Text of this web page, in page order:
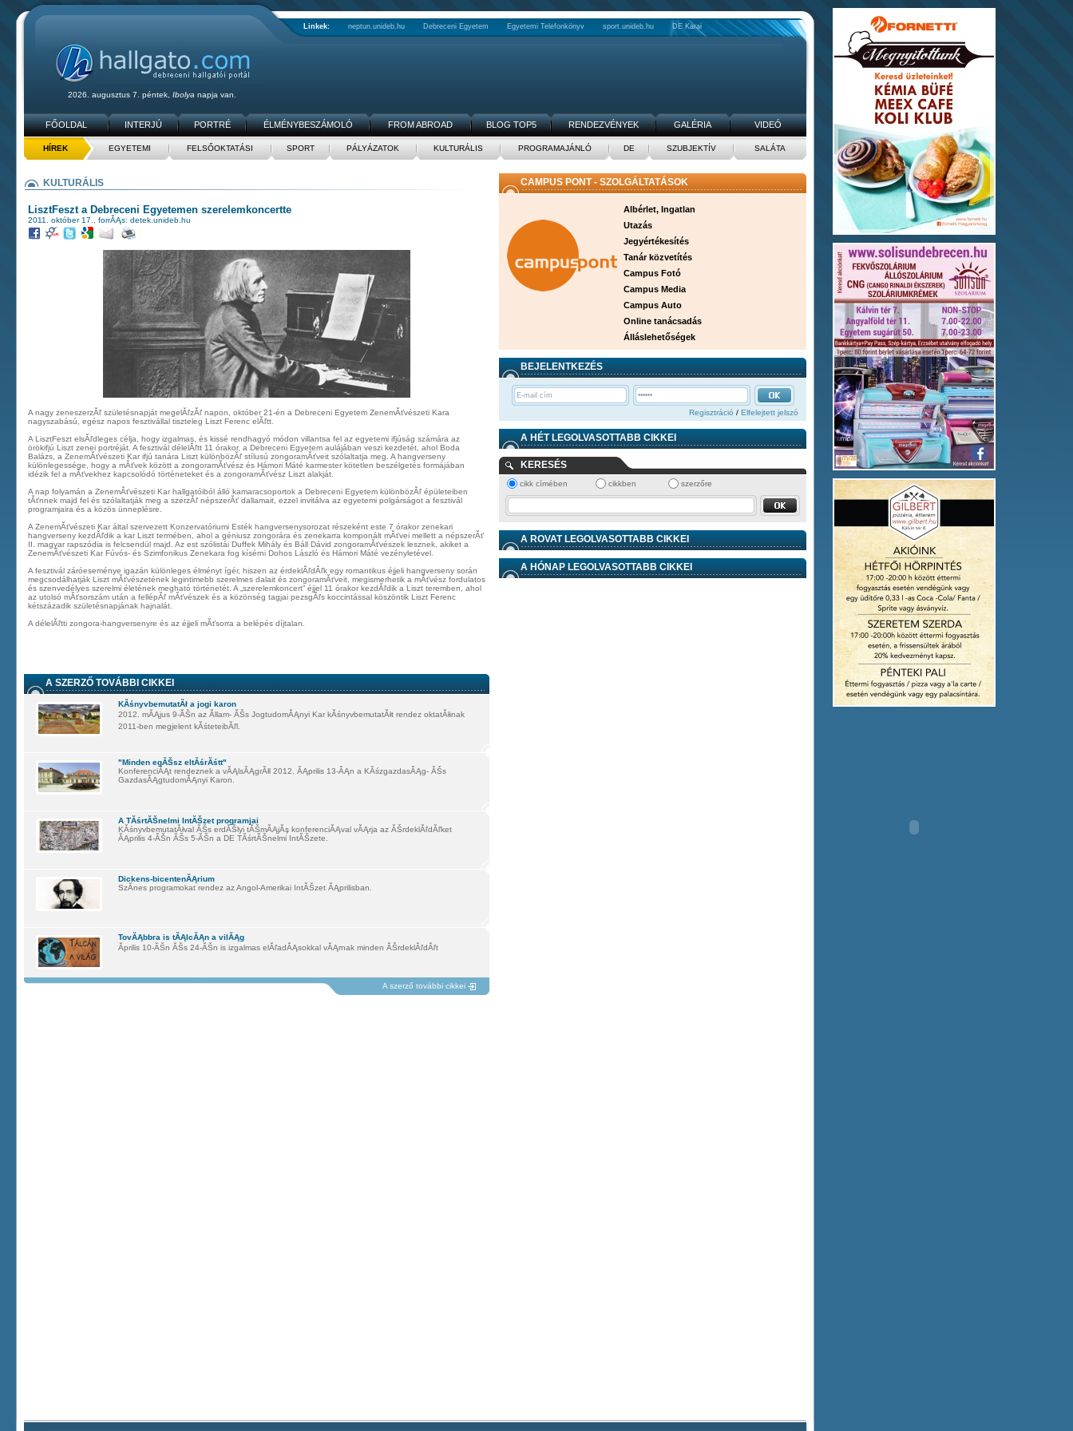
Linkek: neptun.unideb.hu Debreceni Egyetem Egyetemi Telefonkönyv sport.unideb.hu DE Karai
2026. augusztus 7. péntek, Ibolya napja van.
FŐOLDAL INTERJÚ PORTRÉ ÉLMÉNYBESZÁMOLÓ FROM ABROAD BLOG TOP5 RENDEZVÉNYEK GALÉRIA VIDEÓ
HÍREK EGYETEMI FELSŐOKTATÁSI SPORT PÁLYÁZATOK KULTURÁLIS PROGRAMAJÁNLÓ DE SZUBJEKTÍV SALÁTA
KULTURÁLIS
LisztFeszt a Debreceni Egyetemen szerelemkoncertte
2011. október 17. forrĂĄs: detek.unideb.hu
A nagy zeneszerzĂľ születésnapját megelĂľzĂľ napon, október 21-én a Debreceni Egyetem ZenemĂťvészeti Kara
nagyszabású, egész napos fesztivállal tiszteleg Liszt Ferenc elĂľtt.
A LisztFeszt elsĂľdleges célja, hogy izgalmas, és kissé rendhagyó módon villantsa fel az egyetemi ifjúság számára az
örökifjú Liszt zenei portréját. A fesztivál délelĂľtt 11 órakor, a Debreceni Egyetem aulájában veszi kezdetét, ahol Boda
Balázs, a ZenemĂťvészeti Kar ifjú tanára Liszt különbözĂľ stílusú zongoramĂťveit szólaltatja meg. A hangverseny
különlegessége, hogy a mĂťvek között a zongoramĂťvész és Hámori Máté karmester kötetlen beszélgetés formájában
idézik fel a mĂťvekhez kapcsolódó történeteket és a zongoramĂťvész Liszt alakját.
A nap folyamán a ZenemĂťvészeti Kar hallgatóiból álló kamaracsoportok a Debreceni Egyetem különbözĂľ épületeiben
tĂťnnek majd fel és szólaltatják meg a szerzĂľ népszerĂť dallamait, ezzel invitálva az egyetemi polgárságot a fesztivál
programjaira és a közös ünneplésre.
A ZenemĂťvészeti Kar által szervezett Konzervatóriumi Esték hangversenysorozat részeként este 7 órakor zenekari
hangverseny kezdĂľdik a kar Liszt termében, ahol a géniusz zongorára és zenekarra komponált mĂťvei mellett a népszerĂť
II. magyar rapszódia is felcsendül majd. Az est szólistái Duffek Mihály és Báll Dávid zongoramĂťvészek lesznek, akiket a
ZenemĂťvészeti Kar Fúvós- és Szimfonikus Zenekara fog kísérni Dohos László és Hámori Máté vezényletével.
A fesztivál záróeseménye igazán különleges élményt ígér, hiszen az érdeklĂľdĂľk egy romantikus éjjeli hangverseny során
megcsodálhatják Liszt mĂťvészetének legintimebb szerelmes dalait és zongoramĂťveit, megismerhetik a mĂťvész fordulatos
és szenvedélyes szerelmi életének megható történetét. A „szerelemkoncert” éjjel 11 órakor kezdĂľdik a Liszt teremben, ahol
az utolsó mĂťsorszám után a fellépĂľ mĂťvészek és a közönség tagjai pezsgĂľs koccintással köszöntik Liszt Ferenc
kétszázadik születésnapjának hajnalát.
A délelĂľtti zongora-hangversenyre és az éjjeli mĂťsorra a belépés díjtalan.
A SZERZŐ TOVÁBBI CIKKEI
KĂśnyvbemutatĂł a jogi karon
2012. mĂĄjus 9-ĂŠn az Ăllam- ĂŠs JogtudomĂĄnyi Kar kĂśnyvbemutatĂłt rendez oktatĂłinak
2011-ben megjelent kĂśteteibĂľl.
"Minden egĂŠsz eltĂśrĂśtt"
KonferenciĂĄt rendeznek a vĂĄlsĂĄgrĂłl 2012. ĂĄprilis 13-ĂĄn a KĂśzgazdasĂĄg- ĂŠs
GazdasĂĄgtudomĂĄnyi Karon.
A TĂśrtĂŠnelmi IntĂŠzet programjai
KĂśnyvbemutatĂłval ĂŠs erdĂŠlyi tĂŠmĂĄjĂş konferenciĂĄval vĂĄrja az ĂŠrdeklĂľdĂľket
ĂĄprilis 4-ĂŠn ĂŠs 5-ĂŠn a DE TĂśrtĂŠnelmi IntĂŠzete.
Dickens-bicentenĂĄrium
SzĂ­nes programokat rendez az Angol-Amerikai IntĂŠzet ĂĄprilisban.
TovĂĄbbra is tĂĄlcĂĄn a vilĂĄg
Ăprilis 10-ĂŠn ĂŠs 24-ĂŠn is izgalmas elĂľadĂĄsokkal vĂĄrnak minden ĂŠrdeklĂľdĂľt
A szerző további cikkei
CAMPUS PONT - SZOLGÁLTATÁSOK
Albérlet, Ingatlan
Utazás
Jegyértékesítés
Tanár közvetítés
Campus Fotó
Campus Media
Campus Auto
Online tanácsadás
Álláslehetőségek
BEJELENTKEZÉS
Regisztráció / Elfelejtett jelszó
A HÉT LEGOLVASOTTABB CIKKEI
KERESÉS
cikk címében cikkben szerzőre
A ROVAT LEGOLVASOTTABB CIKKEI
A HÓNAP LEGOLVASOTTABB CIKKEI